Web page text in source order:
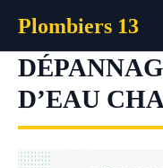
contenu
Plombiers 13
D’EAU